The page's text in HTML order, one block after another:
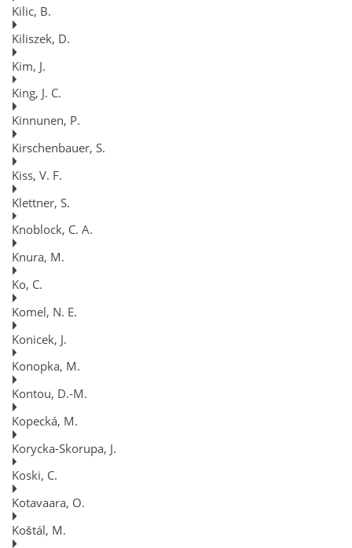
Kilic, B.
Kiliszek, D.
Kim, J.
King, J. C.
Kinnunen, P.
Kirschenbauer, S.
Kiss, V. F.
Klettner, S.
Knoblock, C. A.
Knura, M.
Ko, C.
Komel, N. E.
Konicek, J.
Konopka, M.
Kontou, D.-M.
Kopecká, M.
Korycka-Skorupa, J.
Koski, C.
Kotavaara, O.
Koštál, M.